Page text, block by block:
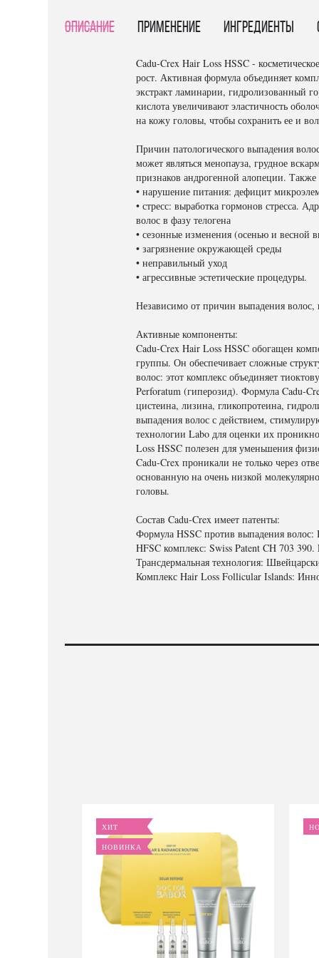
Описание Применение Ингредиенты
Cadu-Crex Hair Loss HSSC -
рост. Активная формула объединяет
экстракт ламинарии, гидролизованный
кислота увеличивают эластичность
на кожу головы, чтобы сохранить ее и
Причин патологического выпадения
может являться менопауза, грудное
признаков андрогенной алопеции.
• нарушение питания: дефицит
• стресс: выработка гормонов стресса.
волос в фазу телогена
• сезонные изменения (осенью и весной
• загрязнение окружающей среды
• неправильный уход
• агрессивные эстетические процедуры.
Независимо от причин выпадения
Активные компоненты:
Cadu-Crex Hair Loss HSSC обогащен
группы. Он обеспечивает сложные
волос: этот комплекс объединяет
Perforatum (гиперозид). Формула Cadu-
цистеина, лизина, гликопротеина,
выпадения волос с действием,
технологии Labo для оценки их
Loss HSSC полезен для уменьшения
Cadu-Crex проникали не только через
основанную на очень низкой
головы.
Состав Cadu-Crex имеет патенты:
Формула HSSC против выпадения
HFSC комплекс: Swiss Patent CH 703
Трансдермальная технология:
Комплекс Hair Loss Follicular Islands:
ХИТ
НОВИНКА